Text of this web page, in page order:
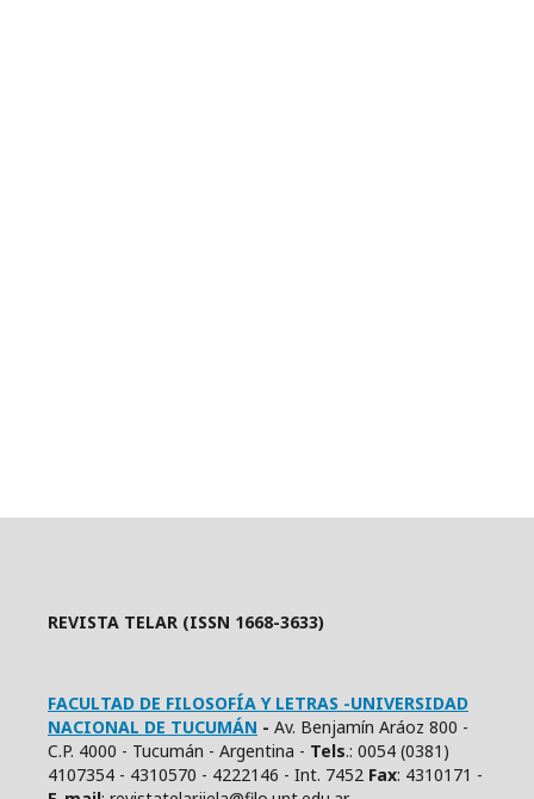
REVISTA TELAR (ISSN 1668-3633)
FACULTAD DE FILOSOFÍA Y LETRAS -UNIVERSIDAD
NACIONAL DE TUCUMÁN - Av. Benjamín Aráoz 800 -
C.P. 4000 - Tucumán - Argentina - Tels.: 0054 (0381)
4107354 - 4310570 - 4222146 - Int. 7452 Fax: 4310171 -